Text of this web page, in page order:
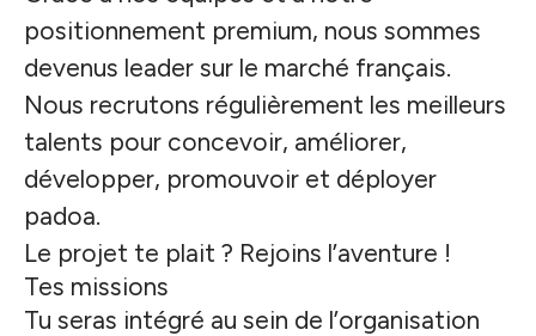
positionnement premium, nous sommes
devenus leader sur le marché français.
Nous recrutons régulièrement les meilleurs
talents pour concevoir, améliorer,
développer, promouvoir et déployer
padoa.
Le projet te plait ? Rejoins l’aventure !
Tes missions
Tu seras intégré au sein de l’organisation